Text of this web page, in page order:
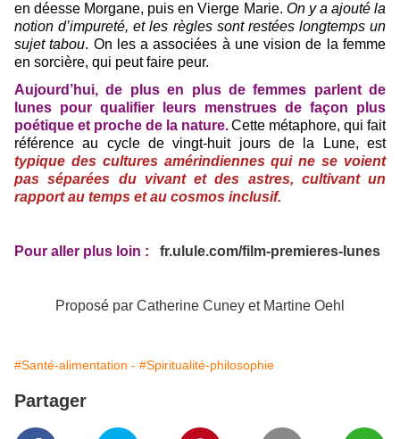
en déesse Morgane, puis en Vierge Marie. On y a ajouté la
notion d’impureté, et les règles sont restées longtemps un
sujet tabou. On les a associées à une vision de la femme
en sorcière, qui peut faire peur.
Aujourd’hui, de plus en plus de femmes parlent de
lunes pour qualifier leurs menstrues de façon plus
poétique et proche de la nature.Cette métaphore, qui fait
référence au cycle de vingt-huit jours de la Lune, est
typique des cultures amérindiennes qui ne se voient
pas séparées du vivant et des astres, cultivant un
rapport au temps et au cosmos inclusif.
Pour aller plus loin : fr.ulule.com/film-premieres-lunes
Proposé par Catherine Cuney et Martine Oehl
#Santé-alimentation - #Spiritualité-philosophie
Partager